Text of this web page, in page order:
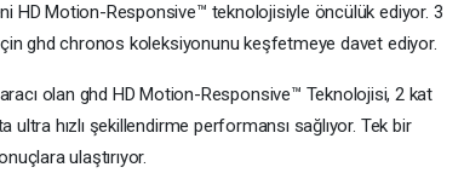
HD Motion-Responsive™ teknolojisiyle öncülük ediyor. 3
için ghd chronos koleksiyonunu keşfetmeye davet ediyor.
olan ghd HD Motion-Responsive™ Teknolojisi, 2 kat
ultra hızlı şekillendirme performansı sağlıyor. Tek bir
ulaştırıyor.